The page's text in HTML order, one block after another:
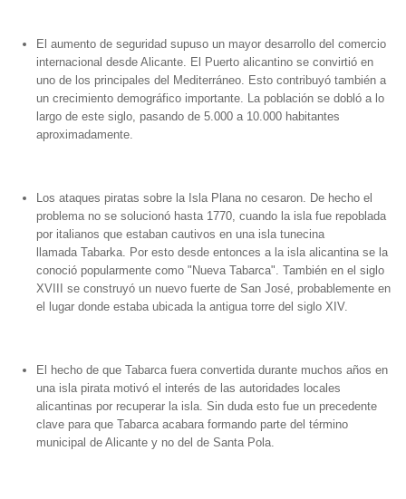
El aumento de seguridad supuso un mayor desarrollo del comercio
internacional desde Alicante. El Puerto alicantino se convirtió en
uno de los principales del Mediterráneo. Esto contribuyó también a
un crecimiento demográfico importante. La población se dobló a lo
largo de este siglo, pasando de 5.000 a 10.000 habitantes
aproximadamente.
Los ataques piratas sobre la Isla Plana no cesaron. De hecho el
problema no se solucionó hasta 1770, cuando la isla fue repoblada
por italianos que estaban cautivos en una isla tunecina
llamada Tabarka. Por esto desde entonces a la isla alicantina se la
conoció popularmente como "Nueva Tabarca". También en el siglo
XVIII se construyó un nuevo fuerte de San José, probablemente en
el lugar donde estaba ubicada la antigua torre del siglo XIV.
El hecho de que Tabarca fuera convertida durante muchos años en
una isla pirata motivó el interés de las autoridades locales
alicantinas por recuperar la isla. Sin duda esto fue un precedente
clave para que Tabarca acabara formando parte del término
municipal de Alicante y no del de Santa Pola.